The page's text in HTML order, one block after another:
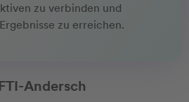
zu verbinden und
zu erreichen.
Andersch